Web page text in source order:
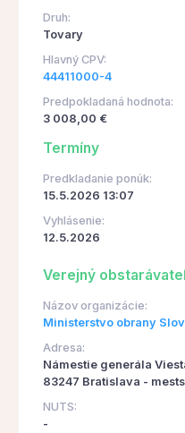
Druh:
Tovary
Hlavný CPV:
44411000-4
Predpokladaná hodnota:
3 008,00 €
Termíny
Predkladanie ponúk:
15.5.2026 13:07
Vyhlásenie:
12.5.2026
Verejný
Názov organizácie:
Ministerstvo obrany
Adresa:
Námestie generála
83247 Bratislava -
NUTS:
-